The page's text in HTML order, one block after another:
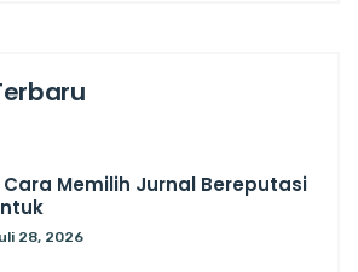
Cara Memilih Jurnal Bereputasi
28, 2026